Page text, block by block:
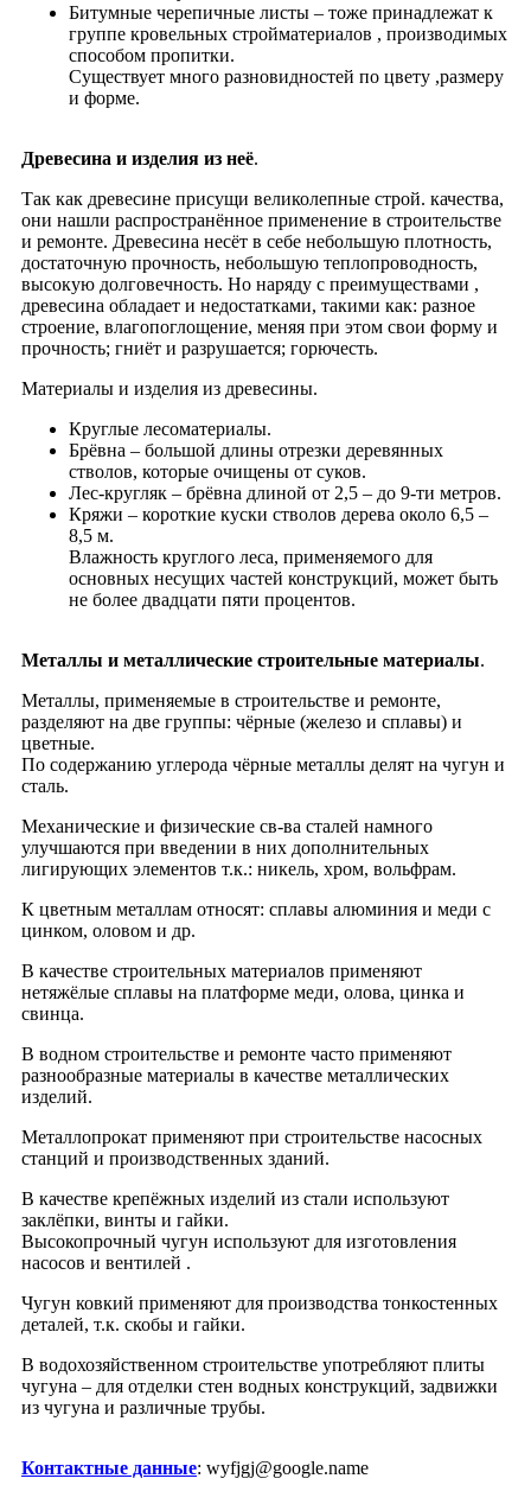
Битумные черепичные листы – тоже принадлежат к
группе кровельных стройматериалов , производимых
способом пропитки.
Существует много разновидностей по цвету ,размеру
и форме.
Древесина и изделия из неё.
Так как древесине присущи великолепные строй. качества,
они нашли распространённое применение в строительстве
и ремонте. Древесина несёт в себе небольшую плотность,
достаточную прочность, небольшую теплопроводность,
высокую долговечность. Но наряду с преимуществами ,
древесина обладает и недостатками, такими как: разное
строение, влагопоглощение, меняя при этом свои форму и
прочность; гниёт и разрушается; горючесть.
Материалы и изделия из древесины.
Круглые лесоматериалы.
Брёвна – большой длины отрезки деревянных
стволов, которые очищены от суков.
Лес-кругляк – брёвна длиной от 2,5 – до 9-ти метров.
Кряжи – короткие куски cтволов дерева около 6,5 –
8,5 м.
Влажность круглого леса, применяемого для
основных несущих частей конструкций, может быть
не более двадцати пяти процентов.
Металлы и металлические строительные материалы.
Металлы, применяемые в строительстве и ремонте,
разделяют на две группы: чёрные (железо и сплавы) и
цветные.
По содержанию углерода чёрные металлы делят на чугун и
сталь.
Механические и физические св-ва сталей намного
улучшаются при введении в них дополнительных
лигирующих элементов т.к.: никель, хром, вольфрам.
К цветным металлам относят: сплавы алюминия и меди с
цинком, оловом и др.
В качестве строительных материалов применяют
нетяжёлые сплавы на платформе меди, олова, цинка и
свинца.
В водном строительстве и ремонте часто применяют
разнообразные материалы в качестве металлических
изделий.
Металлопрокат применяют при строительстве насосных
станций и производственных зданий.
В качестве крепёжных изделий из стали используют
заклёпки, винты и гайки.
Высокопрочный чугун используют для изготовления
насосов и вентилей .
Чугун ковкий применяют для производства тонкостенных
деталей, т.к. скобы и гайки.
В водохозяйственном строительстве употребляют плиты
чугуна – для отделки стен водных конструкций, задвижки
из чугуна и различные трубы.
Контактные данные: wyfjgj@google.name